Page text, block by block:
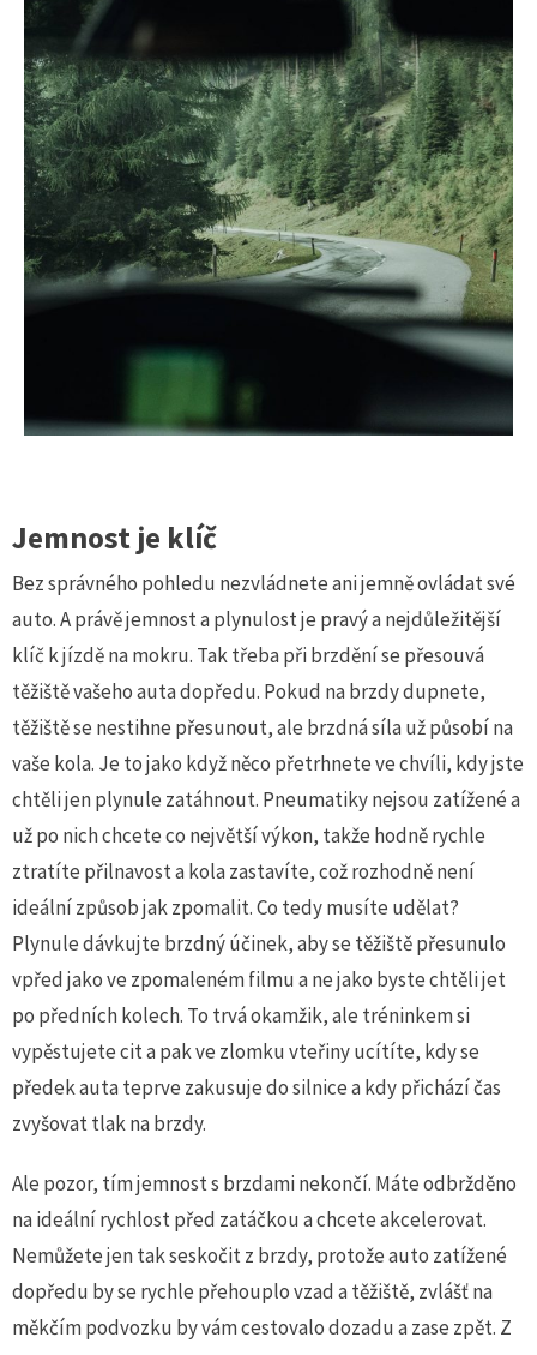
Jemnost je klíč
Bez správného pohledu nezvládnete ani jemně ovládat své
auto. A právě jemnost a plynulost je pravý a nejdůležitější
klíč k jízdě na mokru. Tak třeba při brzdění se přesouvá
těžiště vašeho auta dopředu. Pokud na brzdy dupnete,
těžiště se nestihne přesunout, ale brzdná síla už působí na
vaše kola. Je to jako když něco přetrhnete ve chvíli, kdy jste
chtěli jen plynule zatáhnout. Pneumatiky nejsou zatížené a
už po nich chcete co největší výkon, takže hodně rychle
ztratíte přilnavost a kola zastavíte, což rozhodně není
ideální způsob jak zpomalit. Co tedy musíte udělat?
Plynule dávkujte brzdný účinek, aby se těžiště přesunulo
vpřed jako ve zpomaleném filmu a ne jako byste chtěli jet
po předních kolech. To trvá okamžik, ale tréninkem si
vypěstujete cit a pak ve zlomku vteřiny ucítíte, kdy se
předek auta teprve zakusuje do silnice a kdy přichází čas
zvyšovat tlak na brzdy.
Ale pozor, tím jemnost s brzdami nekončí. Máte odbržděno
na ideální rychlost před zatáčkou a chcete akcelerovat.
Nemůžete jen tak seskočit z brzdy, protože auto zatížené
dopředu by se rychle přehouplo vzad a těžiště, zvlášť na
měkčím podvozku by vám cestovalo dozadu a zase zpět. Z